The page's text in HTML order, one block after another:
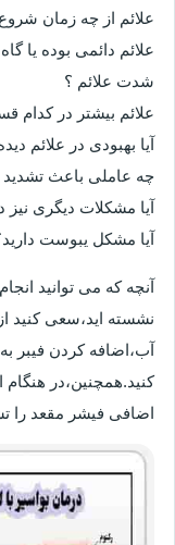
علائم از چه زمان
علائم دائمی بوده یا
شدت علائم ؟
علائم بیشتر در
آیا بهبودی در علائم
چه عاملی باعث
آیا مشکلات دیگری نیز
آیا مشکل یبوست
آنچه که می توانید
نشسته اید،سعی کنید
آب،اضافه کردن فیبر
کنید.همچنین،در هنگام
اضافی فیشر مقعد را